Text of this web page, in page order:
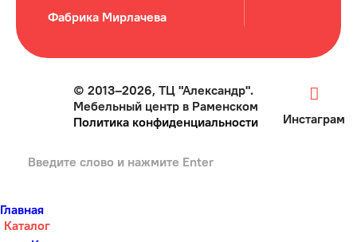
Фабрика Мирлачева
© 2013–2026, ТЦ "Александр".
Мебельный центр в Раменском
Политика конфиденциальности
Инстаграм
Главная
Каталог